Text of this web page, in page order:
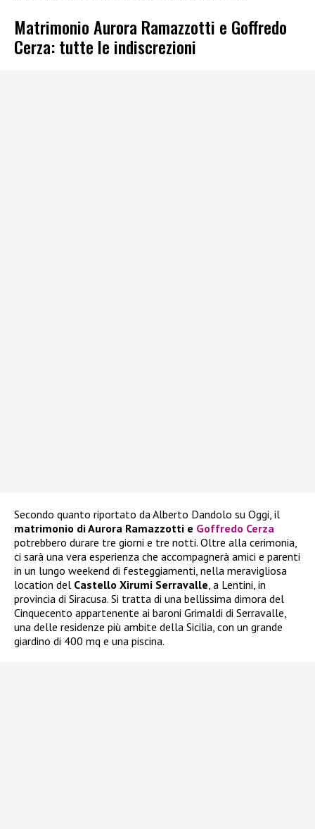
Matrimonio Aurora Ramazzotti e Goffredo
Cerza: tutte le indiscrezioni
Secondo quanto riportato da Alberto Dandolo su Oggi, il
matrimonio di Aurora Ramazzotti e Goffredo Cerza
potrebbero durare tre giorni e tre notti. Oltre alla cerimonia,
ci sarà una vera esperienza che accompagnerà amici e parenti
in un lungo weekend di festeggiamenti, nella meravigliosa
location del Castello Xirumi Serravalle, a Lentini, in
provincia di Siracusa. Si tratta di una bellissima dimora del
Cinquecento appartenente ai baroni Grimaldi di Serravalle,
una delle residenze più ambite della Sicilia, con un grande
giardino di 400 mq e una piscina.